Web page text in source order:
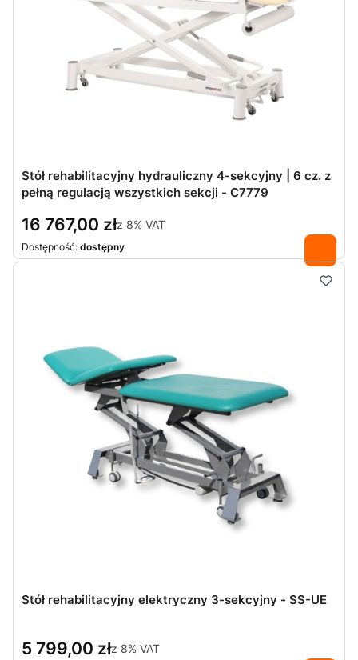
Stół rehabilitacyjny hydrauliczny 4-sekcyjny | 6 cz. z
pełną regulacją wszystkich sekcji - C7779
16 767,00 złz 8% VAT
Dostępność: dostępny
Stół rehabilitacyjny elektryczny 3-sekcyjny - SS-UE
5 799,00 złz 8% VAT